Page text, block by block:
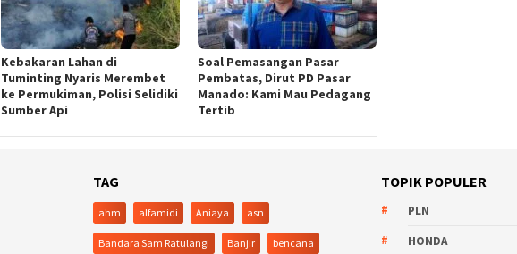
Kebakaran Lahan di
Tuminting Nyaris Merembet
ke Permukiman, Polisi Selidiki
Sumber Api
Soal Pemasangan Pasar
Pembatas, Dirut PD Pasar
Manado: Kami Mau Pedagang
Tertib
TAG
ahm alfamidi Aniaya asn
Bandara Sam Ratulangi Banjir bencana
TOPIK POPULER
PLN
HONDA